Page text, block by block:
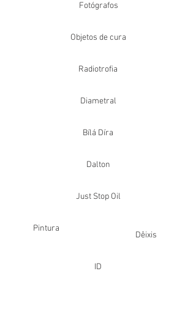
Fotógrafos
Objetos de cura
Radiotrofia
Diametral
Bílá Díra
Dalton
Just Stop Oil
Pintura
Dêixis
ID